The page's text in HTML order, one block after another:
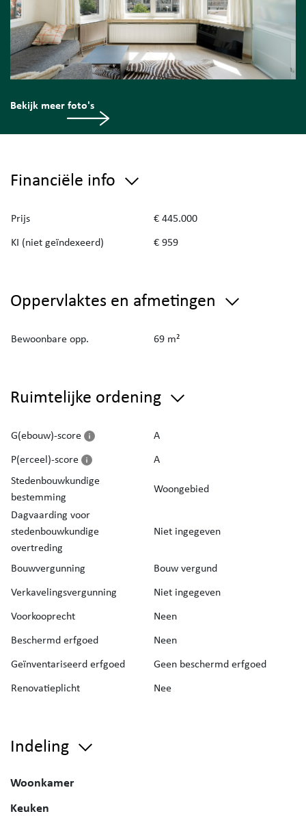
Bekijk meer foto's
Financiële info
Prijs
€ 445.000
KI (niet geïndexeerd)
€ 959
Oppervlaktes en afmetingen
Bewoonbare opp. 69 m²
Ruimtelijke ordening
G(ebouw)-score
A
P(erceel)-score
A
Stedenbouwkundige
bestemming
Woongebied
Dagvaarding voor
stedenbouwkundige
overtreding
Niet ingegeven
Bouwvergunning
Bouw vergund
Verkavelingsvergunning
Niet ingegeven
Voorkooprecht
Neen
Beschermd erfgoed
Neen
Geïnventariseerd erfgoed
Geen beschermd erfgoed
Renovatieplicht
Nee
Indeling
Woonkamer
Keuken